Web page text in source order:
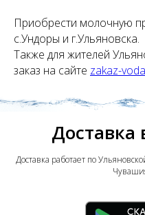
Приобрести молочную
с.Ундоры и г.Ульяновска.
Также для жителей
заказ на сайте zakaz-
Доставка
Доставка работает по